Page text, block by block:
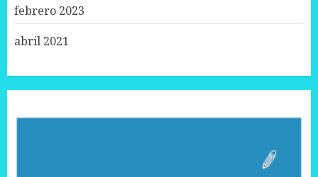
febrero 2023
abril 2021